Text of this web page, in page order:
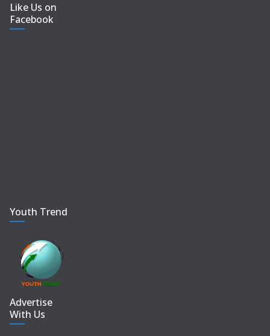
Like Us on
Facebook
Youth Trend
Advertise
With Us